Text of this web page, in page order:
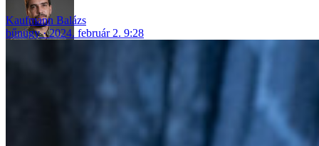
Kaufmann Balázs
bűnügy
2024. február 2. 9:28